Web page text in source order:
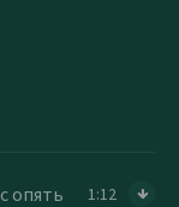
опять 1:12